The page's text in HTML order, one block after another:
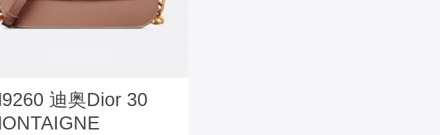
迪奥Dior 30